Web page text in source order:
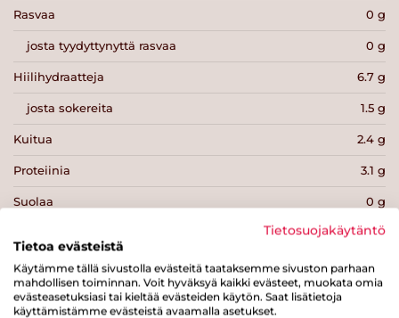
Rasvaa 0 g
josta tyydyttynyttä rasvaa 0 g
Hiilihydraatteja 6.7 g
josta sokereita 1.5 g
Kuitua 2.4 g
Proteiinia 3.1 g
Suolaa 0 g
Tulosta sivu Jaa tuote
Tietosuojakäytäntö
Tietoa evästeistä
Käytämme tällä sivustolla evästeitä taataksemme sivuston parhaan
mahdollisen toiminnan. Voit hyväksyä kaikki evästeet, muokata omia
evästeasetuksiasi tai kieltää evästeiden käytön. Saat lisätietoja
käyttämistämme evästeistä avaamalla asetukset.